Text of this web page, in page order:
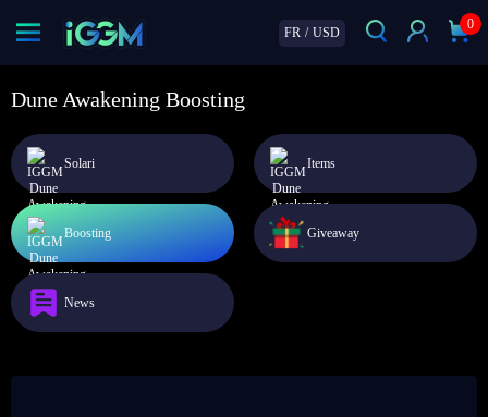
FR / USD
0
Dune Awakening Boosting
Solari Items
Boosting Giveaway
News